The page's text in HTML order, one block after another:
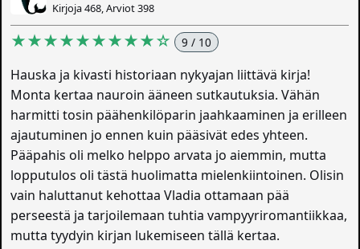
Kirjoja 468, Arviot 398
★★★★★★★★★☆ 9 / 10
Hauska ja kivasti historiaan nykyajan liittävä kirja!
Monta kertaa nauroin ääneen sutkautuksia. Vähän
harmitti tosin päähenkilöparin jaahkaaminen ja erilleen
ajautuminen jo ennen kuin pääsivät edes yhteen.
Pääpahis oli melko helppo arvata jo aiemmin, mutta
lopputulos oli tästä huolimatta mielenkiintoinen. Olisin
vain haluttanut kehottaa Vladia ottamaan pää
perseestä ja tarjoilemaan tuhtia vampyyriromantiikkaa,
mutta tyydyin kirjan lukemiseen tällä kertaa.